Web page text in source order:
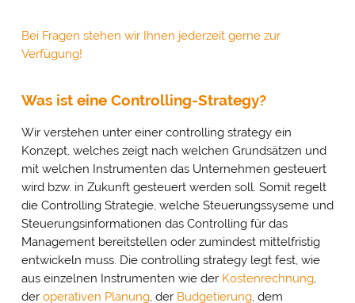
Bei Fragen stehen wir Ihnen jederzeit gerne zur
Verfügung!
Was ist eine Controlling-Strategy?
Wir verstehen unter einer controlling strategy ein
Konzept, welches zeigt nach welchen Grundsätzen und
mit welchen Instrumenten das Unternehmen gesteuert
wird bzw. in Zukunft gesteuert werden soll. Somit regelt
die Controlling Strategie, welche Steuerungssyseme und
Steuerungsinformationen das Controlling für das
Management bereitstellen oder zumindest mittelfristig
entwickeln muss. Die controlling strategy legt fest, wie
aus einzelnen Instrumenten wie der Kostenrechnung,
der operativen Planung, der Budgetierung, dem